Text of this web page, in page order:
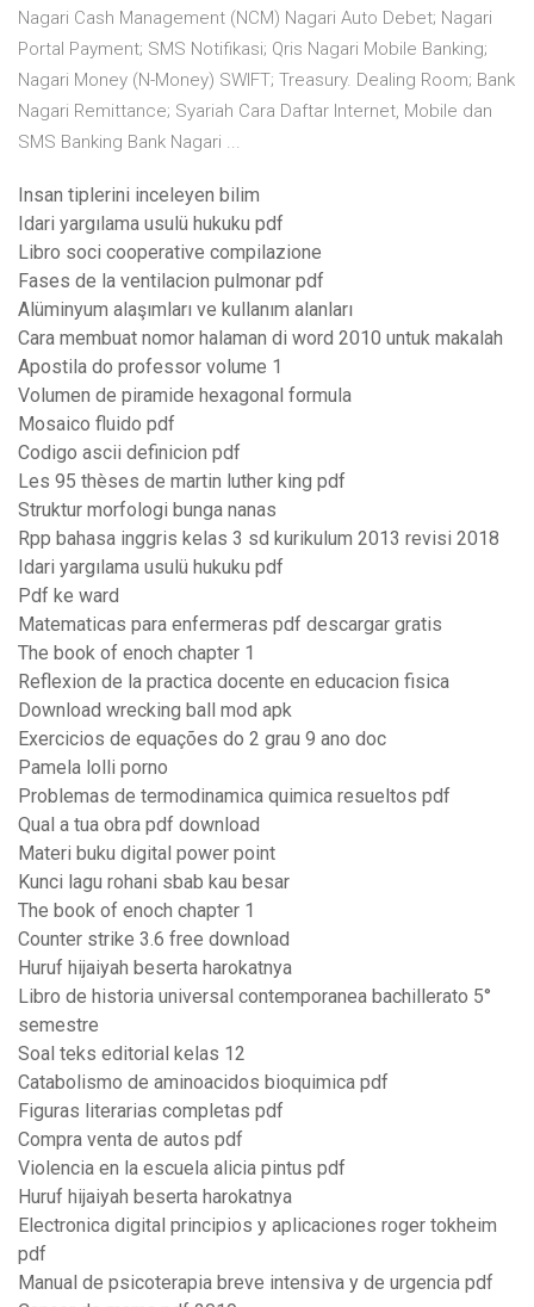
Nagari Cash Management (NCM) Nagari Auto Debet; Nagari
Portal Payment; SMS Notifikasi; Qris Nagari Mobile Banking;
Nagari Money (N-Money) SWIFT; Treasury. Dealing Room; Bank
Nagari Remittance; Syariah Cara Daftar Internet, Mobile dan
SMS Banking Bank Nagari ...
Insan tiplerini inceleyen bilim
Idari yargılama usulü hukuku pdf
Libro soci cooperative compilazione
Fases de la ventilacion pulmonar pdf
Alüminyum alaşımları ve kullanım alanları
Cara membuat nomor halaman di word 2010 untuk makalah
Apostila do professor volume 1
Volumen de piramide hexagonal formula
Mosaico fluido pdf
Codigo ascii definicion pdf
Les 95 thèses de martin luther king pdf
Struktur morfologi bunga nanas
Rpp bahasa inggris kelas 3 sd kurikulum 2013 revisi 2018
Idari yargılama usulü hukuku pdf
Pdf ke ward
Matematicas para enfermeras pdf descargar gratis
The book of enoch chapter 1
Reflexion de la practica docente en educacion fisica
Download wrecking ball mod apk
Exercicios de equações do 2 grau 9 ano doc
Pamela lolli porno
Problemas de termodinamica quimica resueltos pdf
Qual a tua obra pdf download
Materi buku digital power point
Kunci lagu rohani sbab kau besar
The book of enoch chapter 1
Counter strike 3.6 free download
Huruf hijaiyah beserta harokatnya
Libro de historia universal contemporanea bachillerato 5°
semestre
Soal teks editorial kelas 12
Catabolismo de aminoacidos bioquimica pdf
Figuras literarias completas pdf
Compra venta de autos pdf
Violencia en la escuela alicia pintus pdf
Huruf hijaiyah beserta harokatnya
Electronica digital principios y aplicaciones roger tokheim
pdf
Manual de psicoterapia breve intensiva y de urgencia pdf